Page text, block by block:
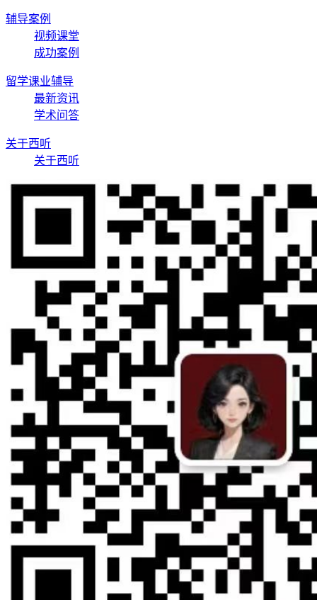
辅导案例
视频课堂
成功案例
留学课业辅导
最新资讯
学术问答
关于西听
关于西听